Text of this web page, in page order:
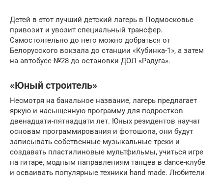
Детей в этот лучший детский лагерь в Подмосковье
привозит и увозит специальный трансфер.
Самостоятельно до него можно добраться от
Белорусского вокзала до станции «Кубинка-1», а затем
на автобусе №28 до остановки ДОЛ «Радуга».
«Юный строитель»
Несмотря на банальное название, лагерь предлагает
яркую и насыщенную программу для подростков
двенадцати-пятнадцати лет. Юных резидентов научат
основам программирования и фотошопа, они будут
записывать собственные музыкальные треки и
создавать пластилиновые мультфильмы, учиться игре
на гитаре, модным направлениям танцев в dance-клубе
и осваивать популярные техники hand made. Любители